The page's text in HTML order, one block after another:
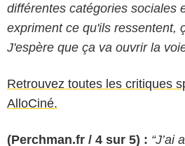
différentes catégories sociales
expriment ce qu'ils ressentent,
J'espère que ça va ouvrir la
Retrouvez toutes les critiques
AlloCiné.
(Perchman.fr / 4 sur 5) : “J’ai